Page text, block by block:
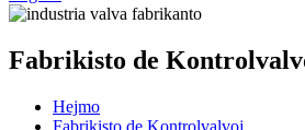
Fabrikisto de
Hejmo
Fabrikisto de Kontrolvalvoj